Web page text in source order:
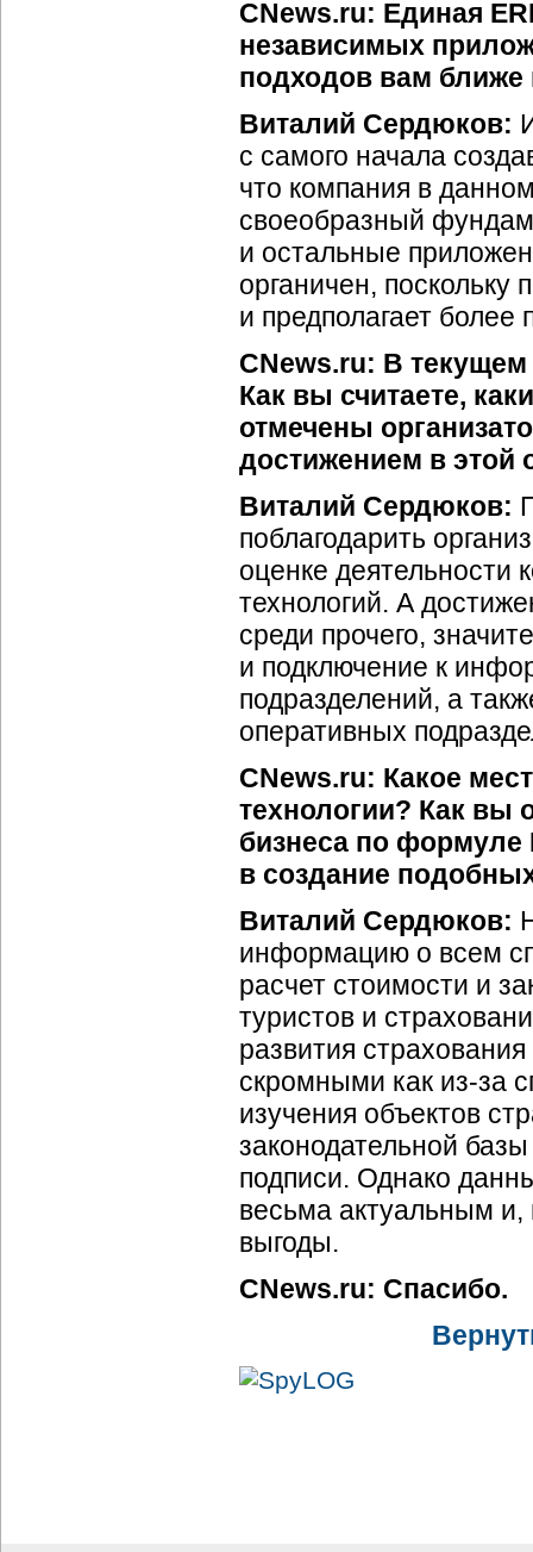
CNews.ru: Единая
независимых
подходов вам ближе
Виталий Сердюков:
с самого начала
что компания в
своеобразный
и остальные
органичен, поскольку
и предполагает более
CNews.ru: В
Как вы считаете,
отмечены
достижением в этой
Виталий Сердюков:
поблагодарить
оценке
технологий. А
среди прочего,
и подключение к
подразделений, а
оперативных
CNews.ru: Какое
технологии? Как вы
бизнеса по формуле
в создание
Виталий Сердюков:
информацию о всем
расчет стоимости и
туристов и
развития
скромными как из-за
изучения объектов
законодательной
подписи. Однако
весьма актуальным и,
выгоды.
CNews.ru: Спасибо.